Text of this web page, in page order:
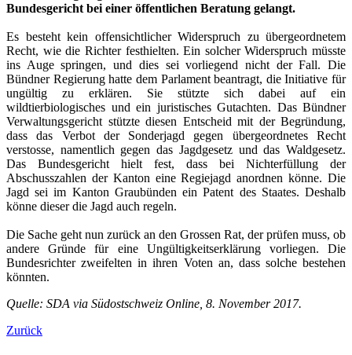
Bundesgericht bei einer öffentlichen Beratung gelangt.
Es besteht kein offensichtlicher Widerspruch zu übergeordnetem
Recht, wie die Richter festhielten. Ein solcher Widerspruch müsste
ins Auge springen, und dies sei vorliegend nicht der Fall. Die
Bündner Regierung hatte dem Parlament beantragt, die Initiative für
ungültig zu erklären. Sie stützte sich dabei auf ein
wildtierbiologisches und ein juristisches Gutachten. Das Bündner
Verwaltungsgericht stützte diesen Entscheid mit der Begründung,
dass das Verbot der Sonderjagd gegen übergeordnetes Recht
verstosse, namentlich gegen das Jagdgesetz und das Waldgesetz.
Das Bundesgericht hielt fest, dass bei Nichterfüllung der
Abschusszahlen der Kanton eine Regiejagd anordnen könne. Die
Jagd sei im Kanton Graubünden ein Patent des Staates. Deshalb
könne dieser die Jagd auch regeln.
Die Sache geht nun zurück an den Grossen Rat, der prüfen muss, ob
andere Gründe für eine Ungültigkeitserklärung vorliegen. Die
Bundesrichter zweifelten in ihren Voten an, dass solche bestehen
könnten.
Quelle: SDA via Südostschweiz Online, 8. November 2017.
Zurück